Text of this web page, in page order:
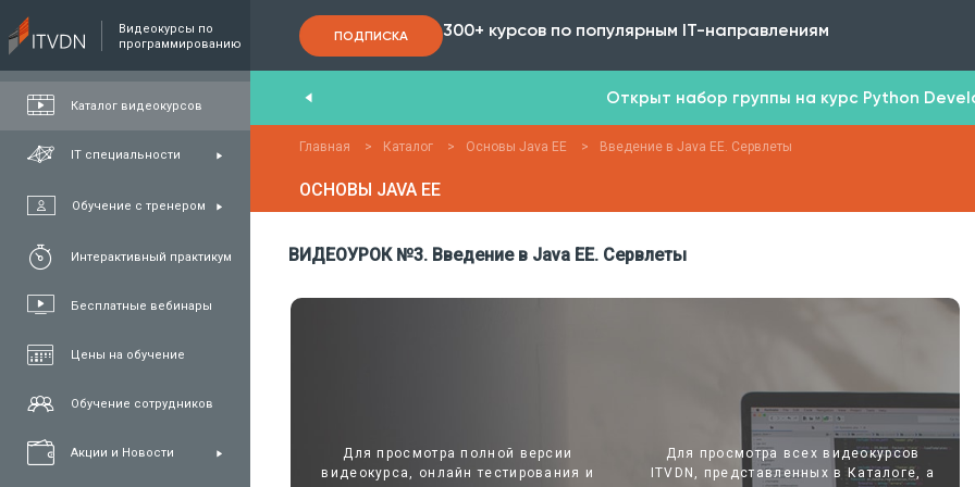
Видеокурсы по
программированию
Каталог видеокурсов
IT специальности
Обучение с тренером
Интерактивный практикум
Бесплатные вебинары
Цены на обучение
Обучение сотрудников
Акции и Новости
ПОДПИСКА 300+ курсов по популярным IT-направлениям
,FullStack Открыт набор группы на курс Python
Главная > Каталог > Основы Java EE > Введение в Java EE. Сервлеты
ОСНОВЫ JAVA EE
ВИДЕОУРОК №3. Введение в Java EE. Сервлеты
Для просмотра полной версии
видеокурса, онлайн тестирования и
Для просмотра всех видеокурсов
ITVDN, представленных в Каталоге, а